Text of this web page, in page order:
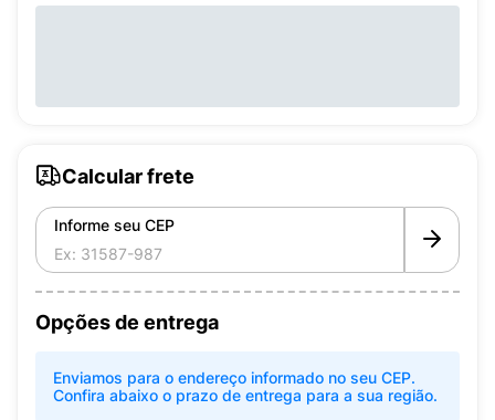
Calcular frete
Informe seu CEP
Opções de entrega
Enviamos para o endereço informado no seu CEP.
Confira abaixo o prazo de entrega para a sua região.